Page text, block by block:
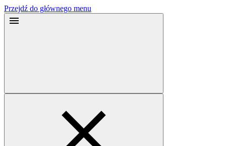
Przejdź do głównego menu